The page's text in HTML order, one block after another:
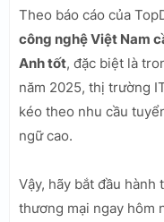
Theo báo cáo của
công nghệ Việt Nam
Anh tốt, đặc biệt là
năm 2025, thị trường
kéo theo nhu cầu
ngữ cao.
Vậy, hãy bắt đầu
thương mại ngay hôm